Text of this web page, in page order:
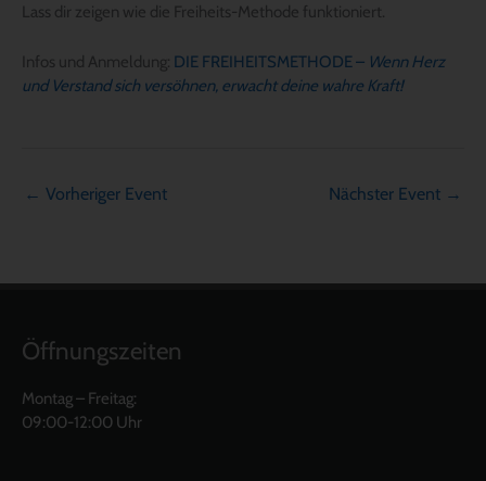
Lass dir zeigen wie die Freiheits-Methode funktioniert.
Infos und Anmeldung: DIE FREIHEITSMETHODE – Wenn Herz
und Verstand sich versöhnen, erwacht deine wahre Kraft!
← Vorheriger Event Nächster Event →
Öffnungszeiten
Montag – Freitag:
09:00-12:00 Uhr